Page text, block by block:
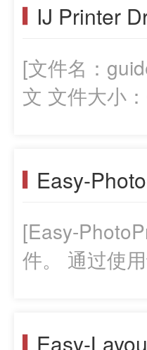
IJ Printer
[文件名：
文 文件大小
Easy-
[Easy-
件。 通过使
Easy-